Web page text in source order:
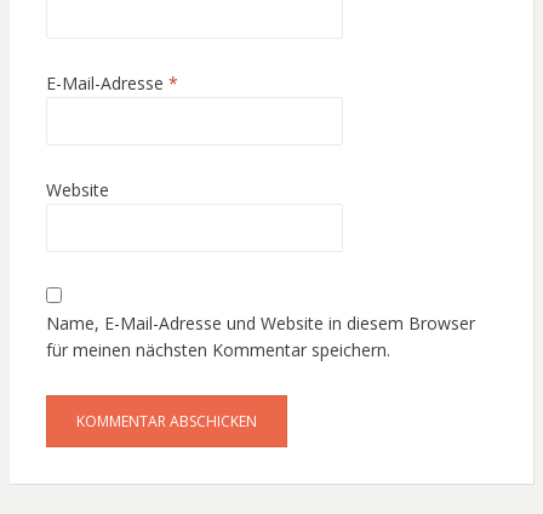
E-Mail-Adresse *
Website
Name, E-Mail-Adresse und Website in diesem Browser
für meinen nächsten Kommentar speichern.